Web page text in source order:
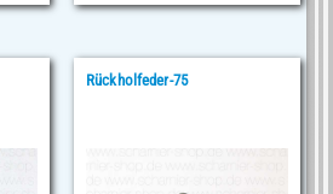
Rückholfeder-75